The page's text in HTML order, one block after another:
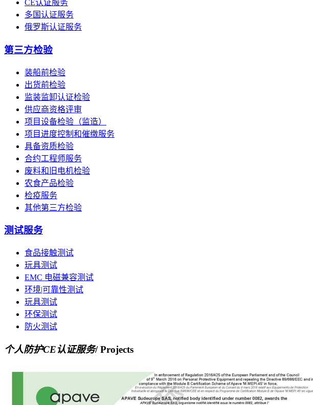
CE认证服务
多国认证服务
俄罗斯认证服务
第三方检验
装船前检验
出货前检验
监装监卸认证检验
供应商资格评审
项目设备检验（监造）
项目进度控制和催缴服务
具备资质检验
合约工程师服务
废料和旧电机检验
农食产品检验
检疫服务
其他第三方检验
测试服务
食品接触测试
玩具测试
EMC 电磁兼容测试
环境|可靠性测试
玩具测试
环保测试
防火测试
个人防护CE认证服务/ Projects